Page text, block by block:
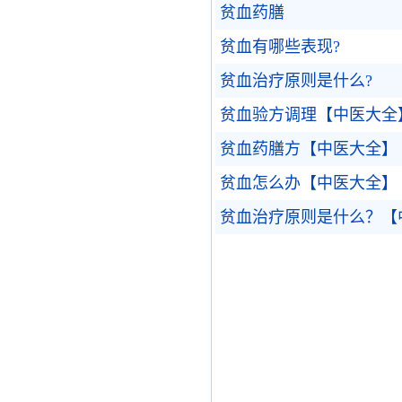
贫血药膳
贫血有哪些表现?
贫血治疗原则是什么?
贫血验方调理【中医大全
贫血药膳方【中医大全】
贫血怎么办【中医大全】
贫血治疗原则是什么？【